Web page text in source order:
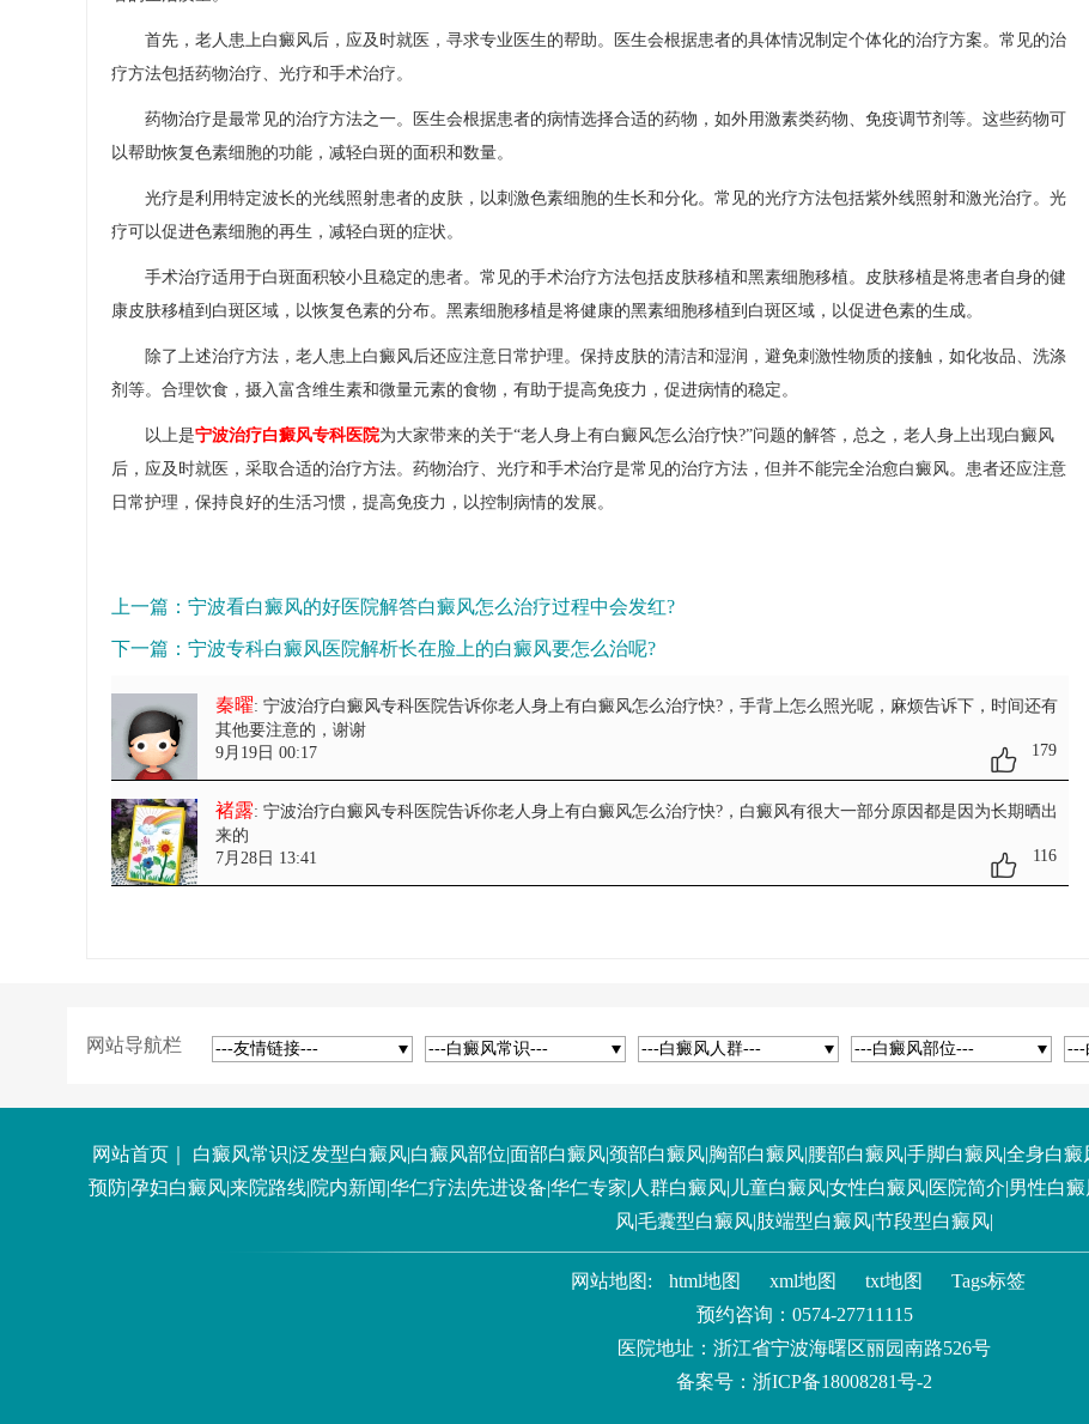
首先，老人患上白癜风后，应及时就医，寻求专业医生的帮助。医生会根据患者的具体情况制定个体化的治疗方案。常见的治
疗方法包括药物治疗、光疗和手术治疗。
药物治疗是最常见的治疗方法之一。医生会根据患者的病情选择合适的药物，如外用激素类药物、免疫调节剂等。这些药物可
以帮助恢复色素细胞的功能，减轻白斑的面积和数量。
光疗是利用特定波长的光线照射患者的皮肤，以刺激色素细胞的生长和分化。常见的光疗方法包括紫外线照射和激光治疗。光
疗可以促进色素细胞的再生，减轻白斑的症状。
手术治疗适用于白斑面积较小且稳定的患者。常见的手术治疗方法包括皮肤移植和黑素细胞移植。皮肤移植是将患者自身的健
康皮肤移植到白斑区域，以恢复色素的分布。黑素细胞移植是将健康的黑素细胞移植到白斑区域，以促进色素的生成。
除了上述治疗方法，老人患上白癜风后还应注意日常护理。保持皮肤的清洁和湿润，避免刺激性物质的接触，如化妆品、洗涤
剂等。合理饮食，摄入富含维生素和微量元素的食物，有助于提高免疫力，促进病情的稳定。
以上是宁波治疗白癜风专科医院为大家带来的关于“老人身上有白癜风怎么治疗快?”问题的解答，总之，老人身上出现白癜风
后，应及时就医，采取合适的治疗方法。药物治疗、光疗和手术治疗是常见的治疗方法，但并不能完全治愈白癜风。患者还应注意
日常护理，保持良好的生活习惯，提高免疫力，以控制病情的发展。
上一篇： 宁波看白癜风的好医院解答白癜风怎么治疗过程中会发红?
下一篇： 宁波专科白癜风医院解析长在脸上的白癜风要怎么治呢?
秦曜: 宁波治疗白癜风专科医院告诉你老人身上有白癜风怎么治疗快? ，手背上怎么照光呢，麻烦告诉下，时间还有
其他要注意的，谢谢
9月19日 00:17
179
褚露: 宁波治疗白癜风专科医院告诉你老人身上有白癜风怎么治疗快? ，白癜风有很大一部分原因都是因为长期晒出
来的
7月28日 13:41
116
网站导航栏 ---友情链接--- ---白癜风常识--- ---白癜风人群--- ---白癜风部位--- ---
网站首页｜ 白癜风常识|泛发型白癜风|白癜风部位|面部白癜风|颈部白癜风|胸部白癜风|腰部白癜风|手脚白癜风|全身白癜
预防|孕妇白癜风|来院路线|院内新闻|华仁疗法|先进设备|华仁专家| 人群白癜风| 儿童白癜风|女性白癜风|医院简介|男性白癜
风|毛囊型白癜风|肢端型白癜风|节段型白癜风|
网站地图: html地图 xml地图 txt地图
Tags标签
预约咨询： 0574-27711115
医院地址：浙江省宁波海曙区丽园南路526号
备案号： 浙ICP备18008281号-2